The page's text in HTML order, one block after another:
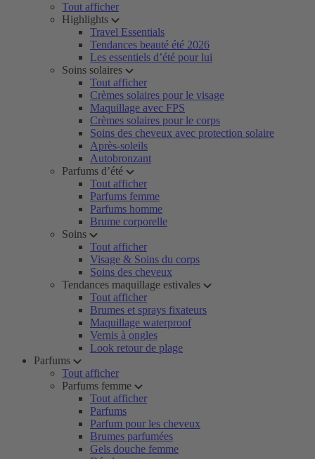
Tout afficher
Highlights
Travel Essentials
Tendances beauté été 2026
Les essentiels d’été pour lui
Soins solaires
Tout afficher
Crèmes solaires pour le visage
Maquillage avec FPS
Crèmes solaires pour le corps
Soins des cheveux avec protection solaire
Après-soleils
Autobronzant
Parfums d’été
Tout afficher
Parfums femme
Parfums homme
Brume corporelle
Soins
Tout afficher
Visage & Soins du corps
Soins des cheveux
Tendances maquillage estivales
Tout afficher
Brumes et sprays fixateurs
Maquillage waterproof
Vernis à ongles
Look retour de plage
Parfums
Tout afficher
Parfums femme
Tout afficher
Parfums
Parfum pour les cheveux
Brumes parfumées
Gels douche femme